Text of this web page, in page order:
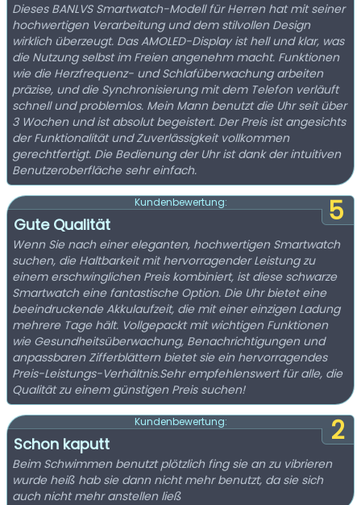
Dieses BANLVS Smartwatch-Modell für Herren hat mit seiner
hochwertigen Verarbeitung und dem stilvollen Design
wirklich überzeugt. Das AMOLED-Display ist hell und klar, was
die Nutzung selbst im Freien angenehm macht. Funktionen
wie die Herzfrequenz- und Schlafüberwachung arbeiten
präzise, und die Synchronisierung mit dem Telefon verläuft
schnell und problemlos. Mein Mann benutzt die Uhr seit über
3 Wochen und ist absolut begeistert. Der Preis ist angesichts
der Funktionalität und Zuverlässigkeit vollkommen
gerechtfertigt. Die Bedienung der Uhr ist dank der intuitiven
Benutzeroberfläche sehr einfach.
5
Kundenbewertung:
Gute Qualität
Wenn Sie nach einer eleganten, hochwertigen Smartwatch
suchen, die Haltbarkeit mit hervorragender Leistung zu
einem erschwinglichen Preis kombiniert, ist diese schwarze
Smartwatch eine fantastische Option. Die Uhr bietet eine
beeindruckende Akkulaufzeit, die mit einer einzigen Ladung
mehrere Tage hält. Vollgepackt mit wichtigen Funktionen
wie Gesundheitsüberwachung, Benachrichtigungen und
anpassbaren Zifferblättern bietet sie ein hervorragendes
Preis-Leistungs-Verhältnis.Sehr empfehlenswert für alle, die
Qualität zu einem günstigen Preis suchen!
2
Kundenbewertung:
Schon kaputt
Beim Schwimmen benutzt plötzlich fing sie an zu vibrieren
wurde heiß hab sie dann nicht mehr benutzt, da sie sich
auch nicht mehr anstellen ließ